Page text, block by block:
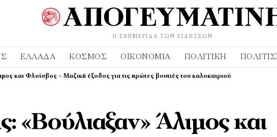
Η ΕΦΗΜΕΡΊΔΑ ΤΩΝ ΕΙΔΉΣΕΩΝ
ΕΛΛΆΔΑ ΚΌΣΜΟΣ ΟΙΚΟΝΟΜΊΑ ΠΟΛΙΤΙΚΉ
και Φλοίσβος – Μαζική έξοδος για τις πρώτες βουτιές του καλοκαιριού
«Βούλιαξαν» Άλιμος και